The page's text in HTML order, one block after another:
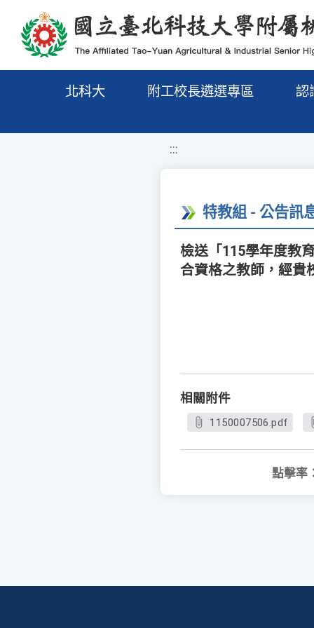
移至網頁之主要內容區位置
北科大 附工校長遴選專區 認
:::
特教組 - 公告訊
檢送「115學年度教
合資格之教師，經貴
相關附件
1150007506.pdf
點擊率